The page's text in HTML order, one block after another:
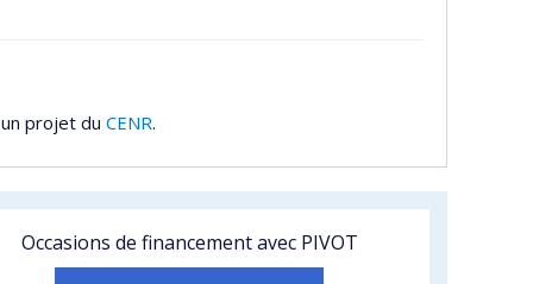
projet du CENR.
Occasions de financement avec PIVOT